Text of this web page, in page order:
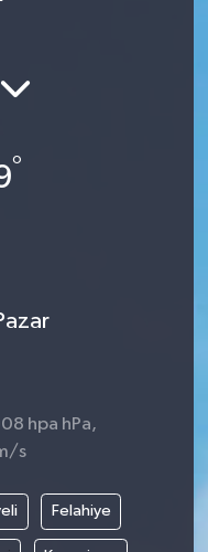
°
hpa hPa,
s
Felahiye